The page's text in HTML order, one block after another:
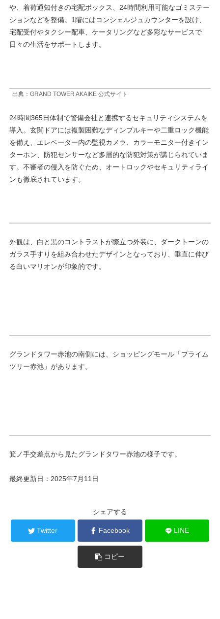
や、着荷通知付きの宅配ボックス、24時間利用可能なゴミステー
ションなどを整備。1階にはコンシェルジュカウンターを設け、
宅配受付やタクシー配車、ケータリングなど多彩なサービスで
日々の生活をサポートします。
出典：GRAND TOWER AKAIKE 公式サイト
24時間365日体制で警備会社と連携するセキュリティシステムを
導入。玄関ドアには複製困難なディンプルキーや二重ロック機能
を備え、エレベーター内の監視カメラ、カラーモニター付きイン
ターホン、防犯センサーなど多層的な防犯対策が講じられていま
す。不審者の侵入を防ぐため、オートロックやセキュリティライ
ンも徹底されています。
外観は、白と黒のコントラストが際立つ外装に、ダークトーンの
ガラス手すりを組み合わせたデザインとなっており、垂直に伸び
る白いマリオンが印象的です。
グランドタワー赤池の南側には、ショッピングモール「プライム
ツリー赤池」があります。
箕ノ手交差点から見たグランドタワー赤池の様子です。
最終更新日：2025年7月11日
シェアする
Twitter Facebook LINE
コピー